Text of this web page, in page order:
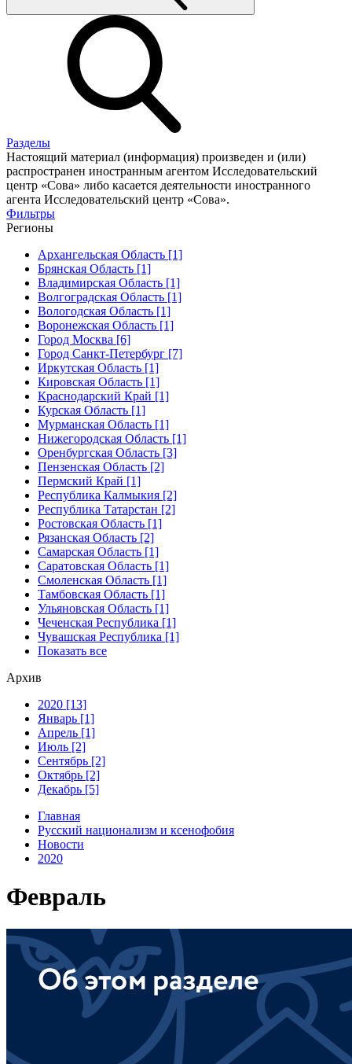
Разделы
Настоящий материал (информация) произведен и (или)
распространен иностранным агентом Исследовательский
центр «Сова» либо касается деятельности иностранного
агента Исследовательский центр «Сова».
Фильтры
Регионы
Архангельская Область [1]
Брянская Область [1]
Владимирская Область [1]
Волгоградская Область [1]
Вологодская Область [1]
Воронежская Область [1]
Город Москва [6]
Город Санкт-Петербург [7]
Иркутская Область [1]
Кировская Область [1]
Краснодарский Край [1]
Курская Область [1]
Мурманская Область [1]
Нижегородская Область [1]
Оренбургская Область [3]
Пензенская Область [2]
Пермский Край [1]
Республика Калмыкия [2]
Республика Татарстан [2]
Ростовская Область [1]
Рязанская Область [2]
Самарская Область [1]
Саратовская Область [1]
Смоленская Область [1]
Тамбовская Область [1]
Ульяновская Область [1]
Чеченская Республика [1]
Чувашская Республика [1]
Показать все
Архив
2020 [13]
Январь [1]
Апрель [1]
Июль [2]
Сентябрь [2]
Октябрь [2]
Декабрь [5]
Главная
Русский национализм и ксенофобия
Новости
2020
Февраль